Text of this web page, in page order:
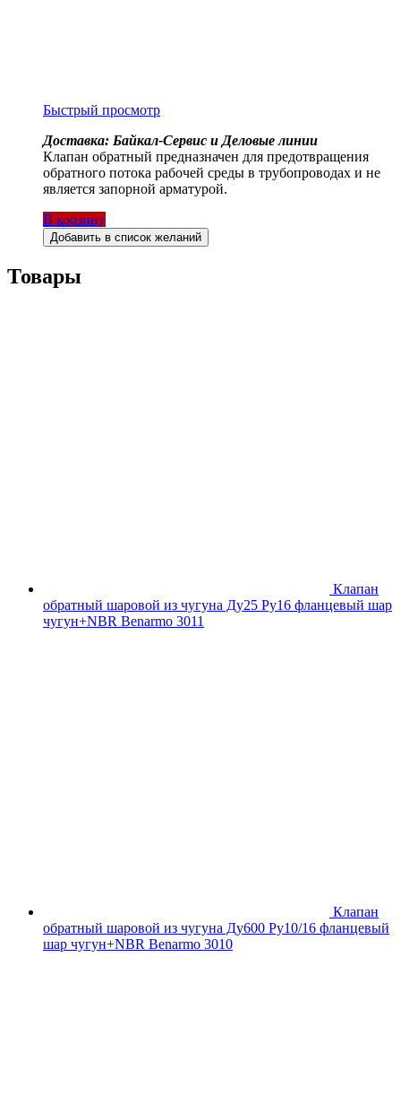
Быстрый просмотр
Доставка: Байкал-Сервис и Деловые линии
Клапан обратный предназначен для предотвращения
обратного потока рабочей среды в трубопроводах и не
является запорной арматурой.
В корзину
Добавить в список желаний
Товары
Клапан
обратный шаровой из чугуна Ду25 Ру16 фланцевый шар
чугун+NBR Benarmo 3011
Клапан
обратный шаровой из чугуна Ду600 Ру10/16 фланцевый
шар чугун+NBR Benarmo 3010